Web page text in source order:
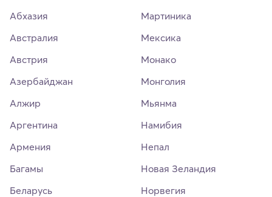
Абхазия
Австралия
Австрия
Азербайджан
Алжир
Аргентина
Армения
Багамы
Беларусь
Мартиника
Мексика
Монако
Монголия
Мьянма
Намибия
Непал
Новая Зеландия
Норвегия